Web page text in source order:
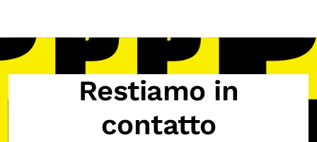
Attività per bambine e bambini
Programmi per le scuole
Classici del Pensiero Politico
Restiamo in
contatto